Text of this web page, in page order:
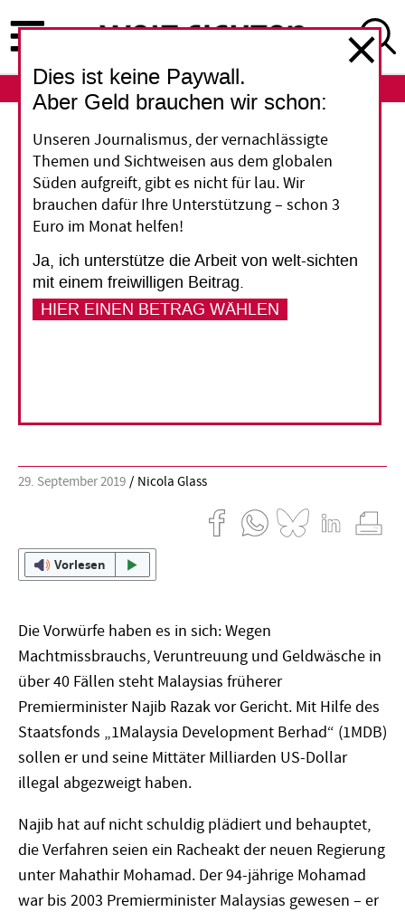
zum
Inhalt
ABO
Malaysia
Ein Kleptokrat und seine
Helfer
Der Fall Najib Razak in Malaysia zeigt
exemplarisch, wie ein Staatschef mit Hilfe des
internationalen Finanzwesens Geld
kommen.
29. September 2019 Nicola Glass
Vorlesen
Die Vorwürfe haben es in sich: Wegen
Machtmissbrauchs, Veruntreuung und Geldwäsche in
über 40 Fällen steht Malaysias früherer
Premierminister Najib Razak vor Gericht. Mit Hilfe des
Staatsfonds „1Malaysia Development Berhad“ (1MDB)
sollen er und seine Mittäter Milliarden US-Dollar
illegal abgezweigt haben.
Najib hat auf nicht schuldig plädiert und behauptet,
die Verfahren seien ein Racheakt der neuen Regierung
unter Mahathir Mohamad. Der 94-jährige Mohamad
war bis 2003 Premierminister Malaysias gewesen – er
Dies ist keine Paywall.
Aber Geld brauchen wir schon:
Unseren Journalismus, der vernachlässigte
Themen und Sichtweisen aus dem globalen
Süden aufgreift, gibt es nicht für lau. Wir
brauchen dafür Ihre Unterstützung – schon 3
Euro im Monat helfen!
Ja, ich unterstütze die Arbeit von welt-sichten
mit einem freiwilligen Beitrag.
HIER EINEN BETRAG WÄHLEN